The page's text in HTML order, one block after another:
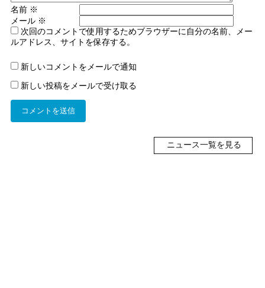
名前 ※
メール ※
次回のコメントで使用するためブラウザーに自分の名前、メー
ルアドレス、サイトを保存する。
新しいコメントをメールで通知
新しい投稿をメールで受け取る
ニュース一覧を見る